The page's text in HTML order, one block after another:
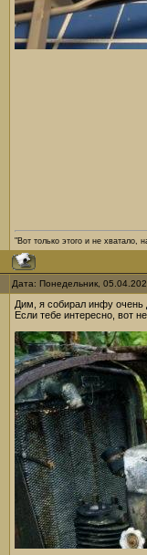
"Вот только этого и не
Дата: Понедельник,
Дим, я собирал инфу очень
Если тебе интересно, вот